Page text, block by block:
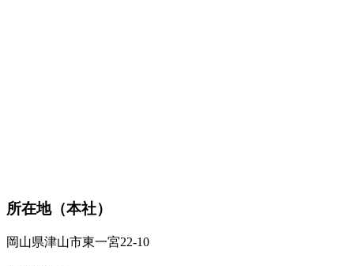
所在地（本社）
岡山県津山市東一宮22-10